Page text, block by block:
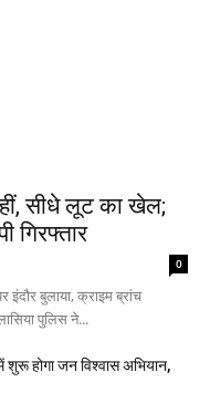
सीधे लूट का खेल;
गिरफ्तार
0
इंदौर बुलाया, क्राइम ब्रांच
पुलिस ने...
होगा जन विश्वास अभियान,